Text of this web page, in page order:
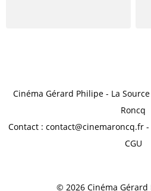
Cinéma Gérard Philipe - La
Roncq
Contact : contact@cinemaroncq.fr
CGU
© 2026 Cinéma Gérard